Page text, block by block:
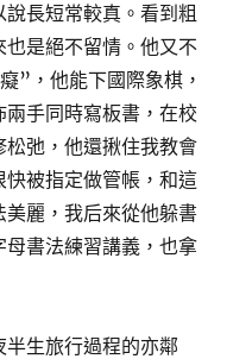
長短常較真。看到粗
是絕不留情。他又不
”，他能下國際象棋，
手同時寫板書，在校
弛，他還揪住我教會
被指定做管帳，和這
麗，我后來從他躲書
書法練習講義，也拿
生旅行過程的亦鄰